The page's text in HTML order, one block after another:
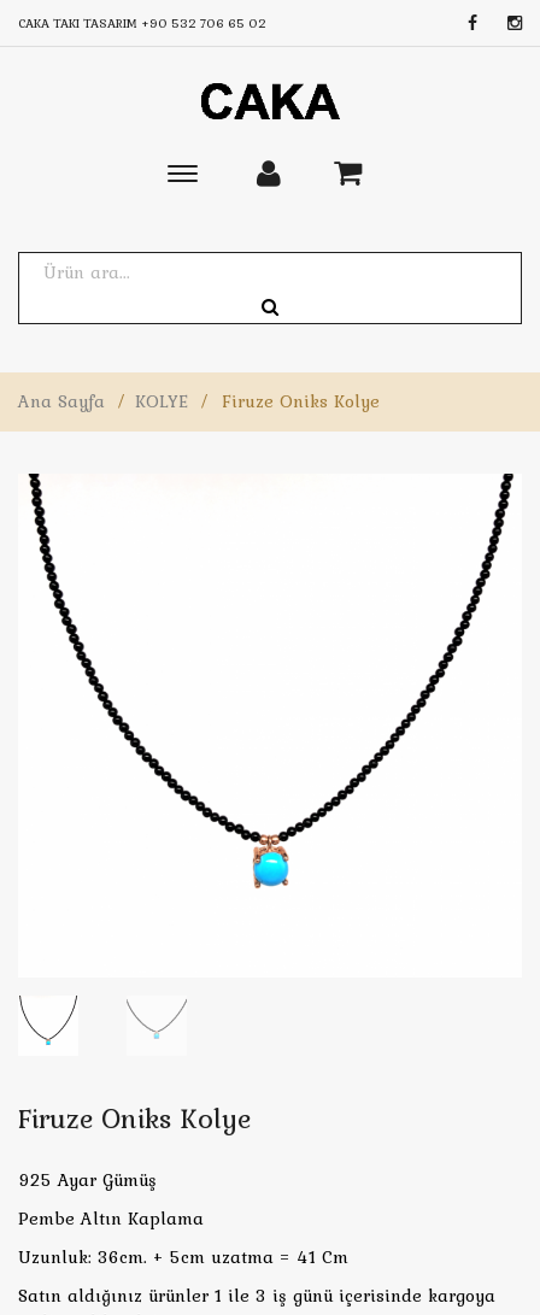
CAKA TAKI TASARIM +90 532 706 65 02
Toggle
Ana Sayfa / KOLYE / Firuze Oniks Kolye
Firuze Oniks Kolye
925 Ayar Gümüş
Pembe Altın Kaplama
Uzunluk: 36cm. + 5cm uzatma = 41 Cm
Satın aldığınız ürünler 1 ile 3 iş günü içerisinde kargoya